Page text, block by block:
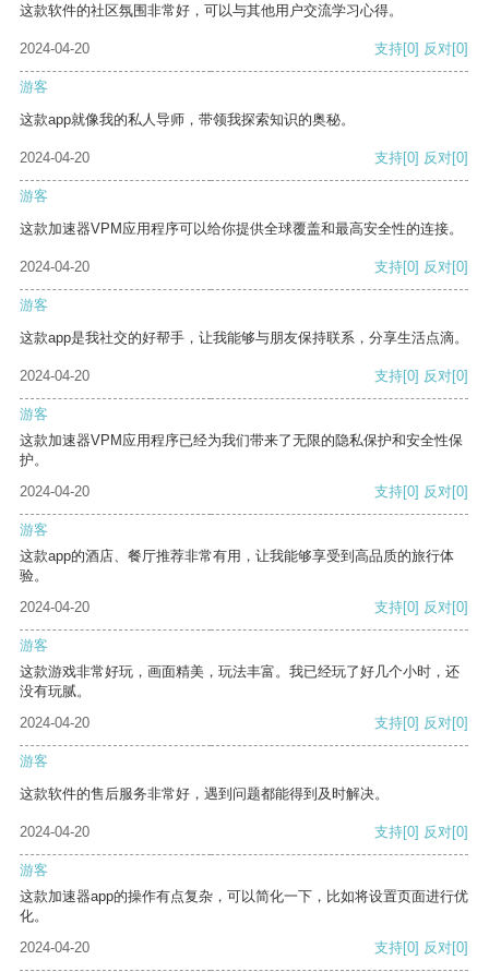
这款软件的社区氛围非常好，可以与其他用户交流学习心得。
2024-04-20 支持[0] 反对[0]
游客
这款app就像我的私人导师，带领我探索知识的奥秘。
2024-04-20 支持[0] 反对[0]
游客
这款加速器VPM应用程序可以给你提供全球覆盖和最高安全性的连接。
2024-04-20 支持[0] 反对[0]
游客
这款app是我社交的好帮手，让我能够与朋友保持联系，分享生活点滴。
2024-04-20 支持[0] 反对[0]
游客
这款加速器VPM应用程序已经为我们带来了无限的隐私保护和安全性保
护。
2024-04-20
支持[0] 反对[0]
游客
这款app的酒店、餐厅推荐非常有用，让我能够享受到高品质的旅行体
验。
2024-04-20
支持[0] 反对[0]
游客
这款游戏非常好玩，画面精美，玩法丰富。我已经玩了好几个小时，还
没有玩腻。
2024-04-20
支持[0] 反对[0]
游客
这款软件的售后服务非常好，遇到问题都能得到及时解决。
2024-04-20 支持[0] 反对[0]
游客
这款加速器app的操作有点复杂，可以简化一下，比如将设置页面进行优
化。
2024-04-20
支持[0] 反对[0]